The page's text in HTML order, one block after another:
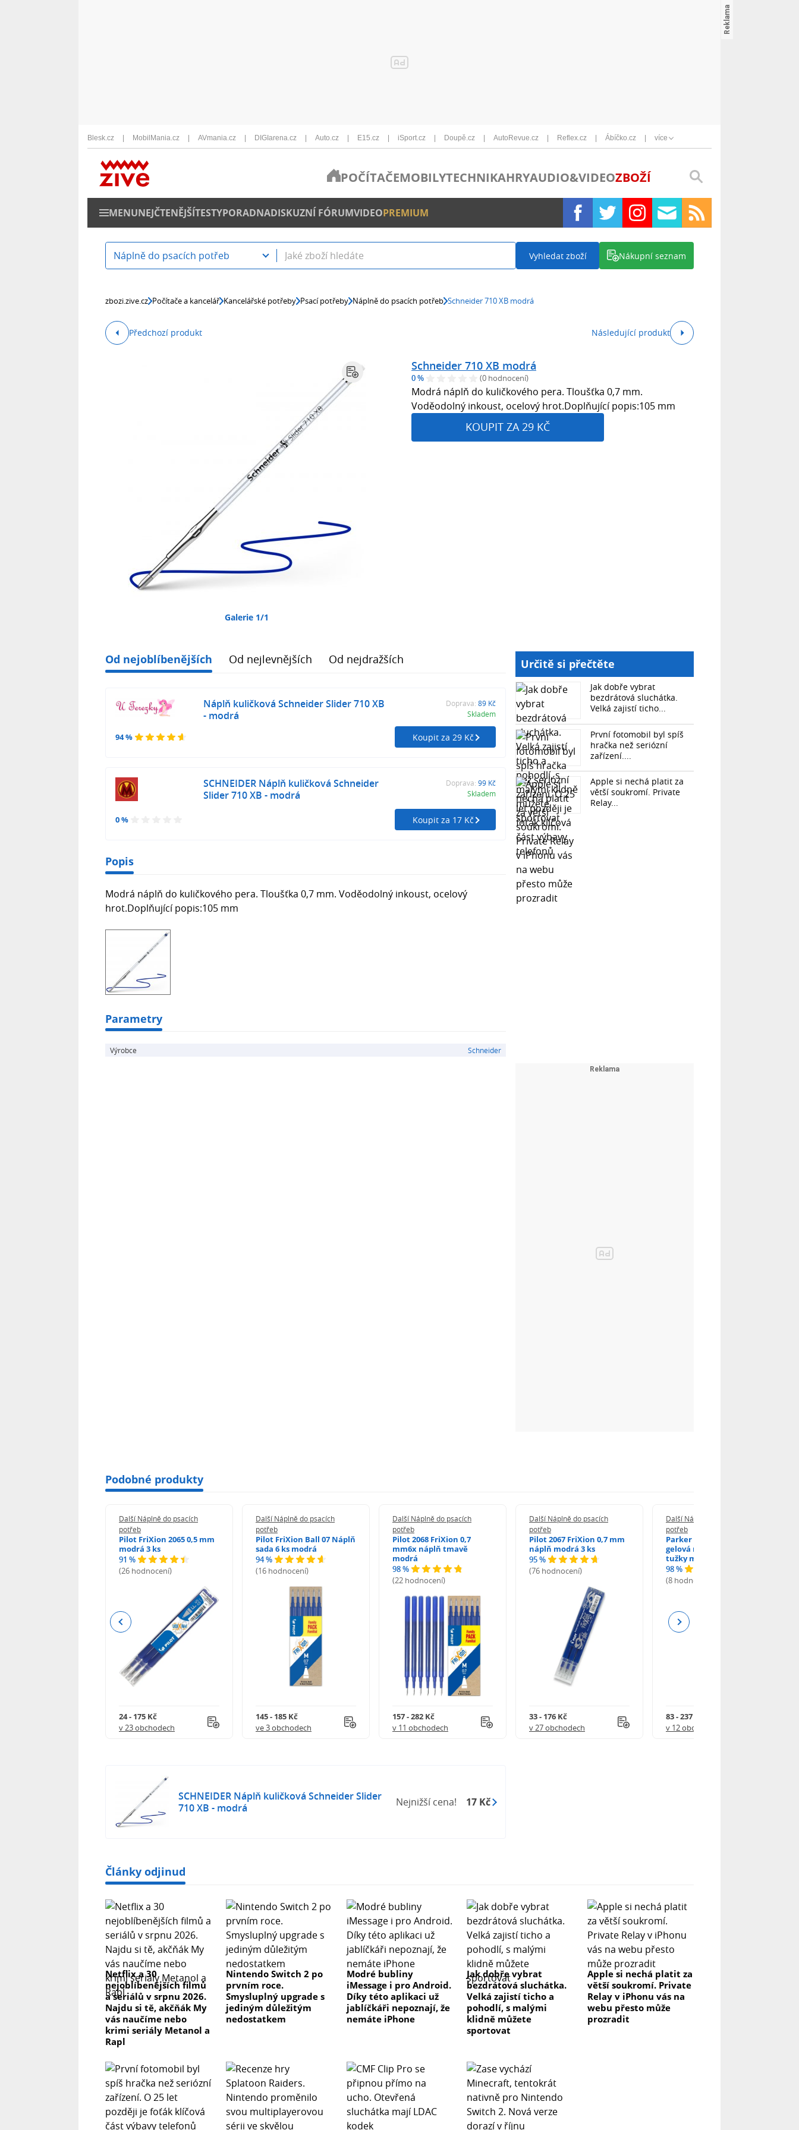
Blesk.cz MobilMania.cz AVmania.cz DIGIarena.cz Auto.cz E15.cz iSport.cz Doupě.cz AutoRevue.cz Reflex.cz Ábíčko.cz více
POČÍTAČEMOBILYTECHNIKAHRYAUDIO&VIDEOZBOŽÍ
MENUNEJČTENĚJŠÍTESTYPORADNADISKUZNÍ FÓRUMVIDEOPREMIUM
Náplně do psacích potřeb Vyhledat zboží Nákupní seznam
zbozi.zive.cz Počítače a kancelář Kancelářské potřeby Psací potřeby Náplně do psacích potřeb Schneider 710 XB modrá
Předchozí produkt Následující produkt
Galerie 1/1
Schneider 710 XB modrá
0 % (0 hodnocení)
Modrá náplň do kuličkového pera. Tloušťka 0,7 mm.
Voděodolný inkoust, ocelový hrot.Doplňující popis:105 mm
KOUPIT ZA 29 KČ
Od nejoblíbenějších Od nejlevnějších Od nejdražších
94 %
Náplň kuličková Schneider Slider 710 XB
- modrá
Doprava: 89 Kč
Skladem
Koupit za 29 Kč
0 %
SCHNEIDER Náplň kuličková Schneider
Slider 710 XB - modrá
Doprava: 99 Kč
Skladem
Koupit za 17 Kč
Popis
Modrá náplň do kuličkového pera. Tloušťka 0,7 mm. Voděodolný inkoust, ocelový
hrot.Doplňující popis:105 mm
Parametry
Výrobce Schneider
Určitě si přečtěte
Jak dobře vybrat
bezdrátová sluchátka.
Velká zajistí ticho...
První fotomobil byl spíš
hračka než seriózní
zařízení....
Apple si nechá platit za
větší soukromí. Private
Relay...
Podobné produkty
Další Náplně do psacích
potřeb
Pilot FriXion 2065 0,5 mm
modrá 3 ks
91 %
(26 hodnocení)
24 - 175 Kč
v 23 obchodech
Další Náplně do psacích
potřeb
Pilot FriXion Ball 07 Náplň
sada 6 ks modrá
94 %
(16 hodnocení)
145 - 185 Kč
ve 3 obchodech
Další Náplně do psacích
potřeb
Pilot 2068 FriXion 0,7
mm6x náplň tmavě
modrá
98 %
(22 hodnocení)
157 - 282 Kč
v 11 obchodech
Další Náplně do psacích
potřeb
Pilot 2067 FriXion 0,7 mm
náplň modrá 3 ks
95 %
(76 hodnocení)
33 - 176 Kč
v 27 obchodech
Další Náplně do psacích
potřeb
Parker 1502/0250346
gelová náplň do kuličkové
tužky modrá
98 %
(8 hodnocení)
83 - 237 Kč
v 12 obchodech
Previous Next
SCHNEIDER Náplň kuličková Schneider Slider
710 XB - modrá
Nejnižší cena! 17 Kč
Články odjinud
Netflix a 30
nejoblíbenějších filmů
a seriálů v srpnu 2026.
Najdu si tě, akčňák My
vás naučíme nebo
krimi seriály Metanol a
Rapl
Nintendo Switch 2 po
prvním roce.
Smysluplný upgrade s
jediným důležitým
nedostatkem
Modré bubliny
iMessage i pro Android.
Díky této aplikaci už
jablíčkáři nepoznají, že
nemáte iPhone
Jak dobře vybrat
bezdrátová sluchátka.
Velká zajistí ticho a
pohodlí, s malými
klidně můžete
sportovat
Apple si nechá platit za
větší soukromí. Private
Relay v iPhonu vás na
webu přesto může
prozradit